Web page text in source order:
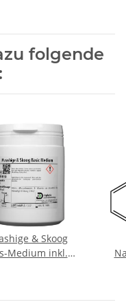
folgende
& Skoog
Medium inkl.